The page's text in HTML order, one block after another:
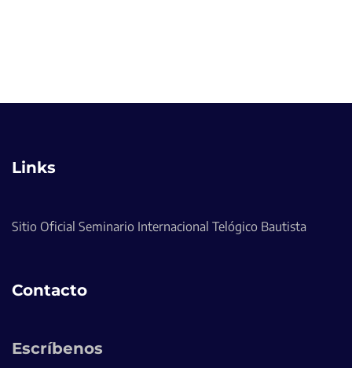
Links
Sitio Oficial Seminario Internacional Telógico Bautista
Contacto
Escríbenos